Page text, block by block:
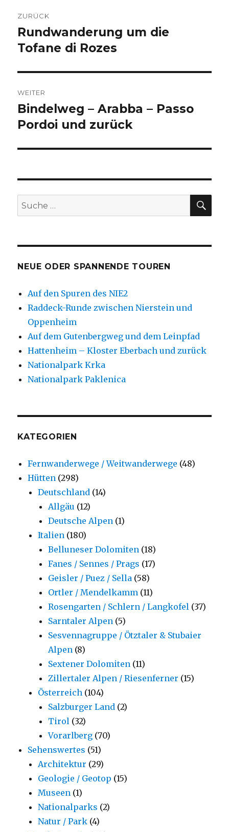
ZURÜCK
Vorheriger
Beitrag:
Rundwanderung um die
Tofane di Rozes
WEITER
Nächster
Beitrag:
Bindelweg – Arabba – Passo
Pordoi und zurück
Suche
nach:
NEUE ODER SPANNENDE TOUREN
Auf den Spuren des NIE2
Raddeck-Runde zwischen Nierstein und
Oppenheim
Auf dem Gutenbergweg und dem Leinpfad
Hattenheim – Kloster Eberbach und zurück
Nationalpark Krka
Nationalpark Paklenica
KATEGORIEN
Fernwanderwege / Weitwanderwege (48)
Hütten (298)
Deutschland (14)
Allgäu (12)
Deutsche Alpen (1)
Italien (180)
Belluneser Dolomiten (18)
Fanes / Sennes / Prags (17)
Geisler / Puez / Sella (58)
Ortler / Mendelkamm (11)
Rosengarten / Schlern / Langkofel (37)
Sarntaler Alpen (5)
Sesvennagruppe / Ötztaler & Stubaier
Alpen (8)
Sextener Dolomiten (11)
Zillertaler Alpen / Riesenferner (15)
Österreich (104)
Salzburger Land (2)
Tirol (32)
Vorarlberg (70)
Sehenswertes (51)
Architektur (29)
Geologie / Geotop (15)
Museen (1)
Nationalparks (2)
Natur / Park (4)